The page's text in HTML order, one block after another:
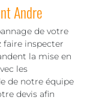
Andre
de votre
faire inspecter
la mise en
les
de notre équipe
devis afin